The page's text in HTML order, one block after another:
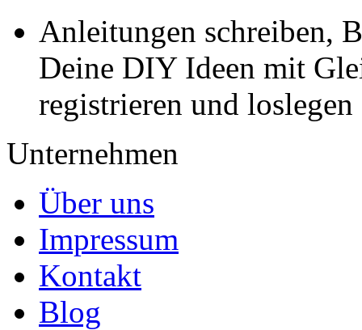
Anleitungen schreiben,
Deine DIY Ideen mit
registrieren und loslegen
Unternehmen
Über uns
Impressum
Kontakt
Blog